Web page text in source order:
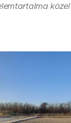
közel